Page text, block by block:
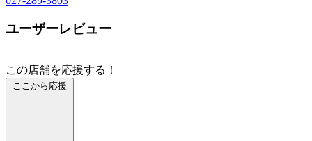
ユーザーレビュー
この店舗を応援する！
ここから応援